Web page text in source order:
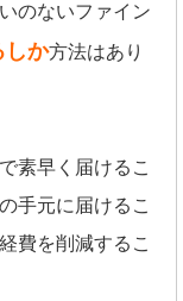
のないファイン
しか方法はあり
素早く届けるこ
手元に届けるこ
費を削減するこ